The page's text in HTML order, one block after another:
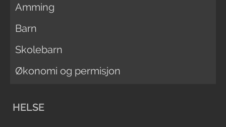
Amming
Barn
Skolebarn
Økonomi og permisjon
HELSE